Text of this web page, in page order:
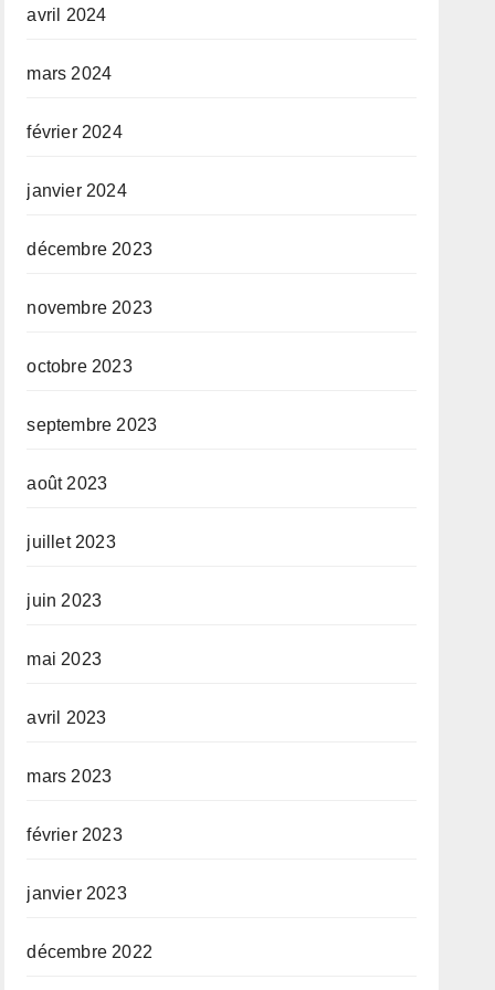
avril 2024
mars 2024
février 2024
janvier 2024
décembre 2023
novembre 2023
octobre 2023
septembre 2023
août 2023
juillet 2023
juin 2023
mai 2023
avril 2023
mars 2023
février 2023
janvier 2023
décembre 2022